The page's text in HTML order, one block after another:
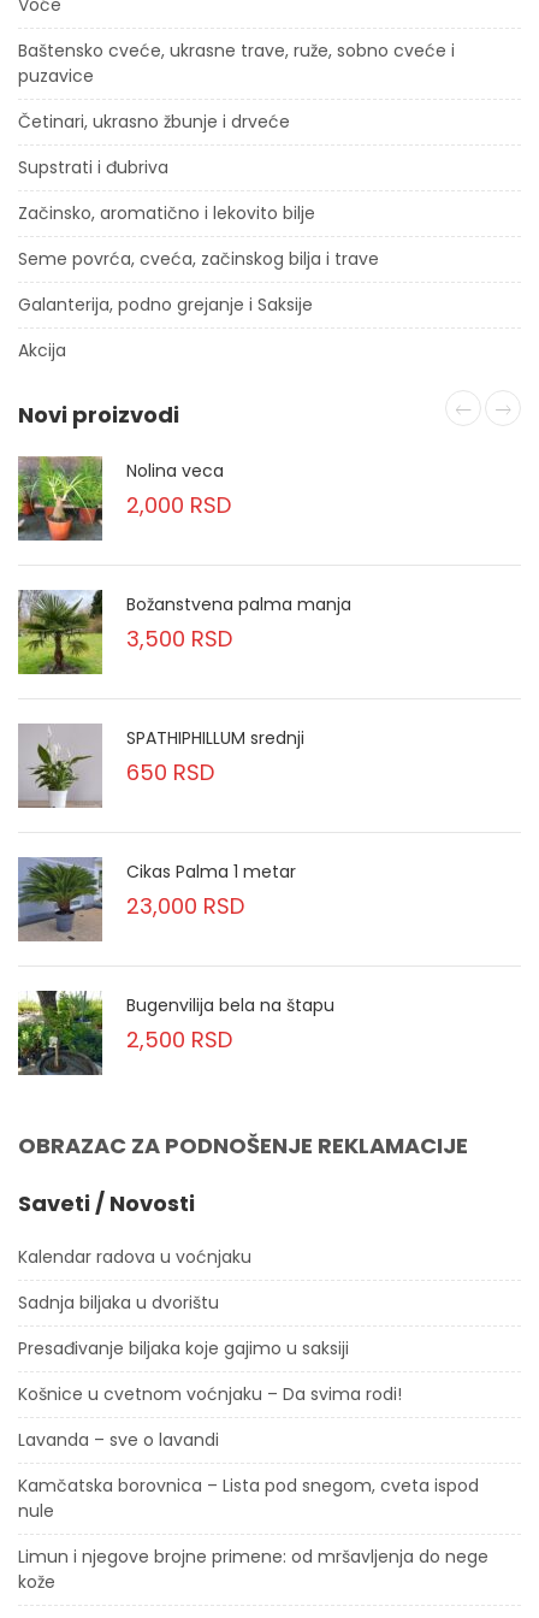
Baštensko cveće, ukrasne trave, ruže, sobno cveće i
puzavice
Četinari, ukrasno žbunje i drveće
Supstrati i đubriva
Začinsko, aromatično i lekovito bilje
Seme povrća, cveća, začinskog bilja i trave
Galanterija, podno grejanje i Saksije
Akcija
Novi proizvodi
Nolina veca
2,000 RSD
Božanstvena palma manja
3,500 RSD
SPATHIPHILLUM srednji
650 RSD
Cikas Palma 1 metar
23,000 RSD
Bugenvilija bela na štapu
2,500 RSD
OBRAZAC ZA PODNOŠENJE REKLAMACIJE
Saveti / Novosti
Kalendar radova u voćnjaku
Sadnja biljaka u dvorištu
Presađivanje biljaka koje gajimo u saksiji
Košnice u cvetnom voćnjaku – Da svima rodi!
Lavanda – sve o lavandi
Kamčatska borovnica – Lista pod snegom, cveta ispod
nule
Limun i njegove brojne primene: od mršavljenja do nege
kože